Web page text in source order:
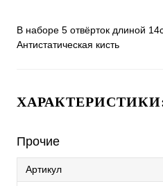
В наборе 5 отвёрток длиной
Антистатическая кисть
Прочие
Артикул